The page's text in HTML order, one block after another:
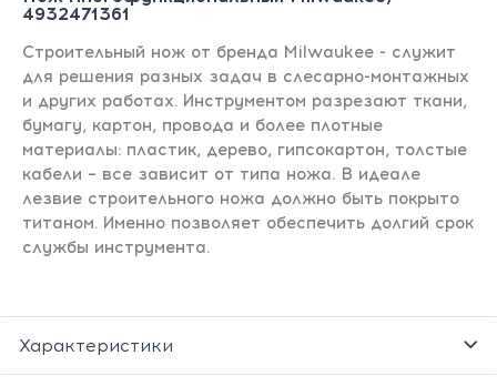
4932471361
Строительный нож от бренда Milwaukee - служит
для решения разных задач в слесарно-монтажных
и других работах. Инструментом разрезают ткани,
бумагу, картон, провода и более плотные
материалы: пластик, дерево, гипсокартон, толстые
кабели – все зависит от типа ножа. В идеале
лезвие строительного ножа должно быть покрыто
титаном. Именно позволяет обеспечить долгий срок
службы инструмента.
Характеристики